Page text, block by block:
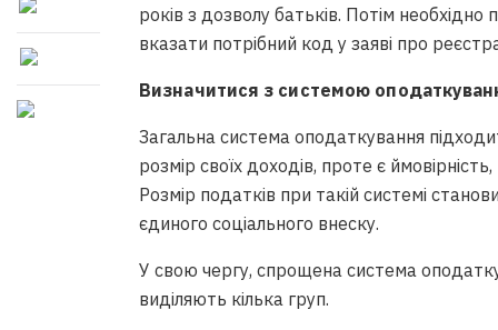
років з дозволу батьків. Потім
вказати потрібний код у заяві про
Визначитися з системою
Загальна система оподаткування
розмір своїх доходів, проте є
Розмір податків при такій системі
єдиного соціального внеску.
У свою чергу, спрощена система
виділяють кілька груп.